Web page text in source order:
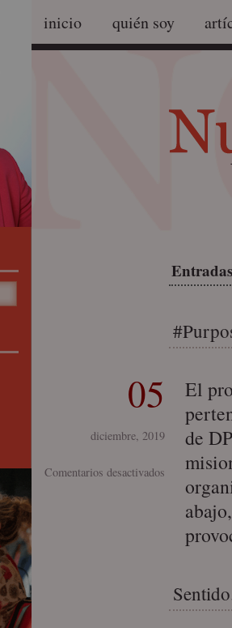
inicio quién soy
05
diciembre, 2019
Comentarios desactivados
El
de